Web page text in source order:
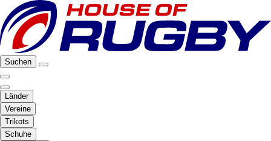
Suchen
Länder
Vereine
Trikots
Schuhe